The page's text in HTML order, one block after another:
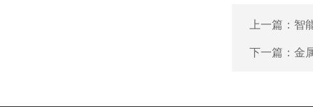
上一篇： 智
下一篇： 金